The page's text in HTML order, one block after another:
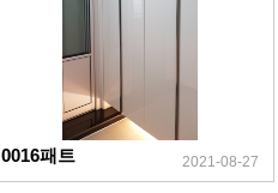
0016패트 2021-08-27